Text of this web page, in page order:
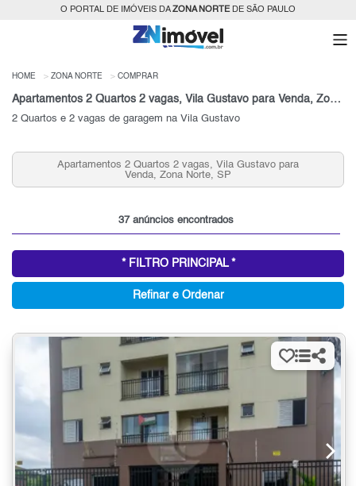
O PORTAL DE IMÓVEIS DAZONA NORTEDE SÃO PAULO
HOME ZONA NORTE COMPRAR
Apartamentos 2 Quartos 2 vagas, Vila Gustavo para Venda, Zona Norte, SP
2 Quartos e 2 vagas de garagem na Vila Gustavo
Apartamentos 3 Quartos 2 vagas, Vila Gustavo para
Venda, Zona Norte, SP
37 anúncios encontrados
* FILTRO PRINCIPAL *
Refinar e Ordenar